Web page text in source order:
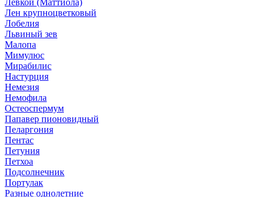
Лен крупноцветковый
Лобелия
Львиный зев
Малопа
Мимулюс
Мирабилис
Настурция
Немезия
Немофила
Остеоспермум
Папавер пионовидный
Пеларгония
Пентас
Петуния
Петхоа
Подсолнечник
Портулак
Разные однолетние